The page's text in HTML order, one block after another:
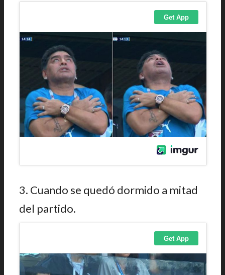
3. Cuando se quedó dormido a mitad
del partido.